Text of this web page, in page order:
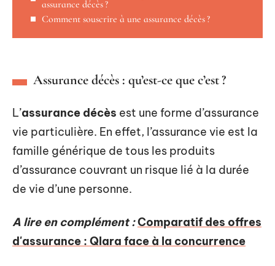
assurance décès ?
Comment souscrire à une assurance décès ?
Assurance décès : qu’est-ce que c’est ?
L’assurance décès est une forme d’assurance
vie particulière. En effet, l’assurance vie est la
famille générique de tous les produits
d’assurance couvrant un risque lié à la durée
de vie d’une personne.
A lire en complément :Comparatif des offres
d'assurance : Qlara face à la concurrence